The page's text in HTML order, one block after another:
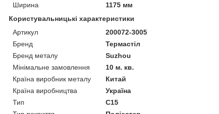
Ширина
1175 мм
Користувальницькі характеристики
Артикул
200072-3005
Бренд
Термастіл
Бренд металу
Suzhou
Мінімальне замовлення
10 м. кв.
Країна виробник металу
Китай
Країна виробництва
Україна
Тип
С15